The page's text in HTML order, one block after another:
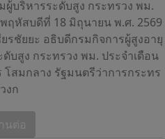
ผู้บริหารระดับสูง กระทรวง พม.
ฤหัสบดีที่ 18 มิถุนายน พ.ศ. 2569
รชัยยะ อธิบดีกรมกิจการผู้สูงอายุ
บสูง กระทรวง พม. ประจำเดือน
สมกลาง รัฐมนตรีว่าการกระทร
วงก
นต่อ